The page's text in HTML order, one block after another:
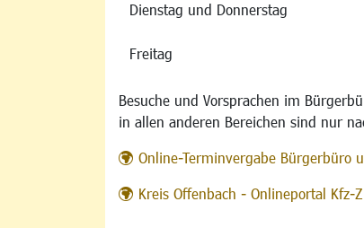
Dienstag und Donnerstag
Freitag
Besuche und Vorsprachen im
in allen anderen Bereichen sind nur
Online-Terminvergabe Bürgerbüro
Kreis Offenbach - Onlineportal Kfz-